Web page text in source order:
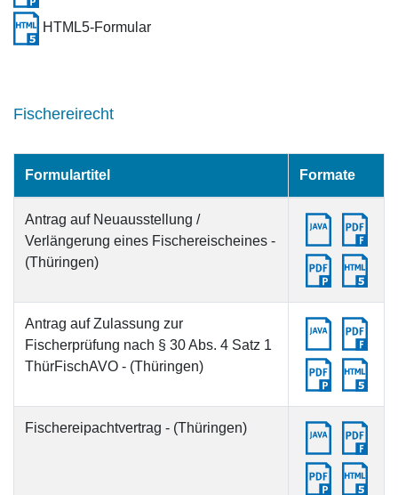
HTML5-Formular
Fischereirecht
Formulartitel Formate
Antrag auf Neuausstellung /
Verlängerung eines Fischereischeines -
(Thüringen)
Antrag auf Zulassung zur
Fischerprüfung nach § 30 Abs. 4 Satz 1
ThürFischAVO - (Thüringen)
Fischereipachtvertrag - (Thüringen)